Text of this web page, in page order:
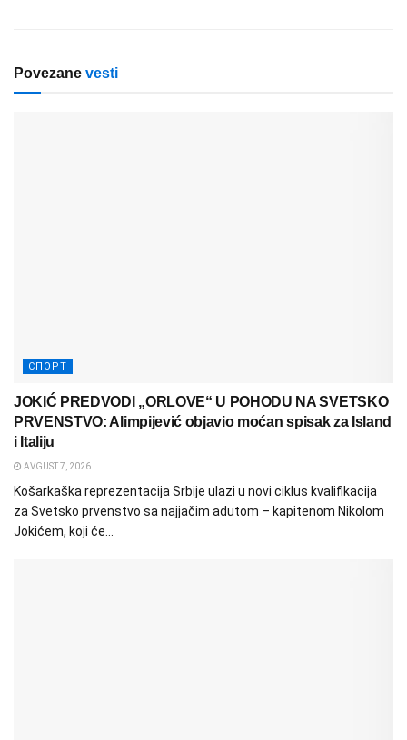
Povezane vesti
СПОРТ
JOKIĆ PREDVODI „ORLOVE“ U POHODU NA SVETSKO
PRVENSTVO: Alimpijević objavio moćan spisak za Island
i Italiju
AVGUST 7, 2026
Košarkaška reprezentacija Srbije ulazi u novi ciklus kvalifikacija
za Svetsko prvenstvo sa najjačim adutom – kapitenom Nikolom
Jokićem, koji će...